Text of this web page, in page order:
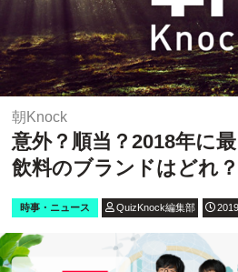
朝Knock
意外？順当？2018年に
飲料のブランドはどれ？
時事・ニュース QuizKnock編集部